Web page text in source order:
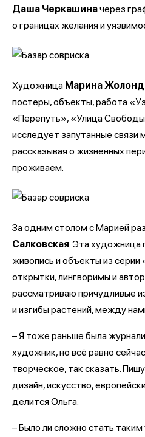
Даша Черкашиначерез
о границах желания и
Художница Марина
постеры, объекты, работа
«Перепуть», «Улица
исследует запутанные
рассказывая о жизненных
проживаем.
За одним столом с Марией
Салковская . Эта художница
живопись и объекты из серии
открытки, лингворимы и
рассматриваю причудливые
и изгибы растений, между
– Я тоже раньше была
художник, но всё равно
творческое, так сказать.
дизайн, искусство,
делится Ольга.
– Было ли сложно стать таким